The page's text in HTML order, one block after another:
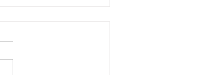
かります。買い取ります。